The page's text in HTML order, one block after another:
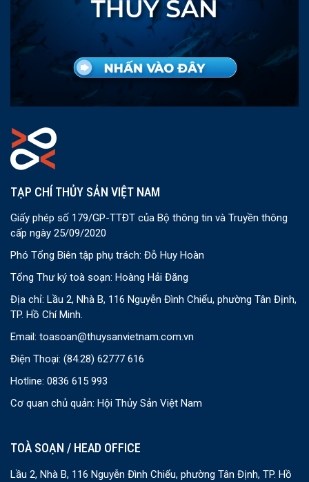
TẠP CHÍ THỦY SẢN VIỆT NAM
Giấy phép số 179/GP-TTĐT của Bộ thông tin và Truyền thông
cấp ngày 25/09/2020
Phó Tổng Biên tập phụ trách: Đỗ Huy Hoàn
Tổng Thư ký toà soạn: Hoàng Hải Đăng
Địa chỉ: Lầu 2, Nhà B, 116 Nguyễn Đình Chiểu, phường Tân Định,
TP. Hồ Chí Minh.
Email: toasoan@thuysanvietnam.com.vn
Điện Thoại: (84.28) 62777 616
Hotline: 0836 615 993
Cơ quan chủ quản: Hội Thủy Sản Việt Nam
TOÀ SOẠN / HEAD OFFICE
Lầu 2, Nhà B, 116 Nguyễn Đình Chiểu, phường Tân Định, TP. Hồ